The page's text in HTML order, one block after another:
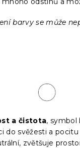
barvy se může
a čistota, symbol
do svěžesti a
zvětšuje